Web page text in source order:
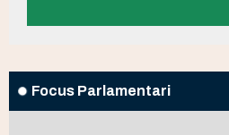
Focus Parlamentari